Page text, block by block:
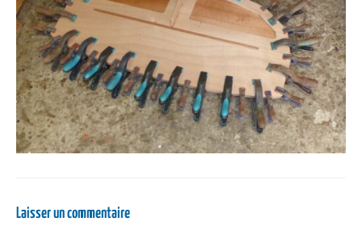
Laisser un commentaire